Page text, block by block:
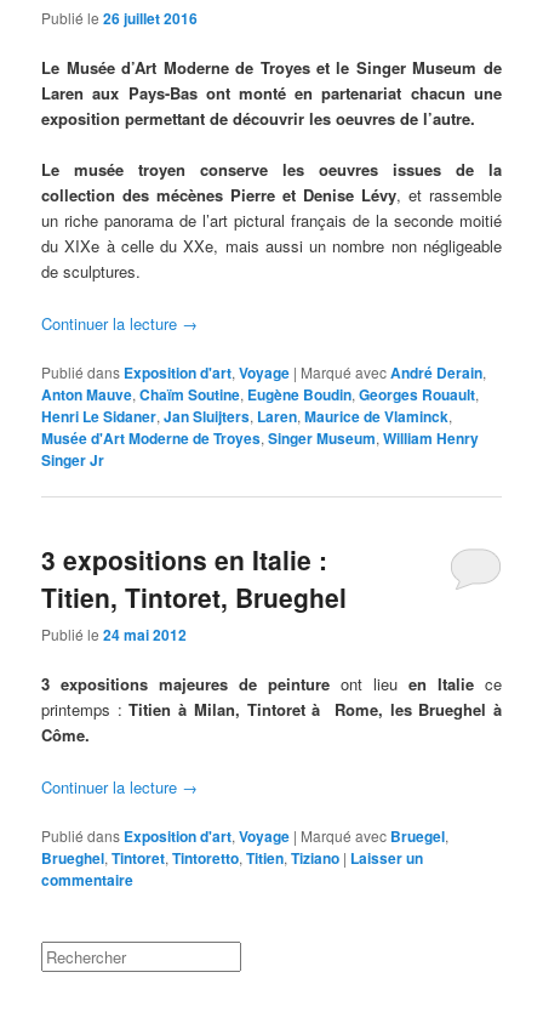
Publié le26 juillet 2016
Le Musée d’Art Moderne de Troyes et le Singer Museum de
Laren aux Pays-Bas ont monté en partenariat chacun une
exposition permettant de découvrir les oeuvres de l’autre.
Le musée troyen conserve les oeuvres issues de la
collection des mécènes Pierre et Denise Lévy, et rassemble
un riche panorama de l’art pictural français de la seconde moitié
du XIXe à celle du XXe, mais aussi un nombre non négligeable
de sculptures.
Continuer la lecture →
Publié dans Exposition d'art,Voyage | Marqué avecAndré Derain,
Anton Mauve,Chaïm Soutine, Eugène Boudin,Georges Rouault,
Henri Le Sidaner,Jan Sluijters, Laren,Maurice de Vlaminck,
Musée d'Art Moderne de Troyes,Singer Museum,William Henry
Singer Jr
3 expositions en Italie :
Titien, Tintoret, Brueghel
Publié le24 mai 2012
3 expositions majeures de peinture ont lieu en Italiece
printemps :Titien à Milan, Tintoret à Rome, les Brueghel à
Côme.
Continuer la lecture →
Publié dans Exposition d'art,Voyage | Marqué avec Bruegel,
Brueghel,Tintoret,Tintoretto,Titien,Tiziano | Laisser un
commentaire
Rechercher